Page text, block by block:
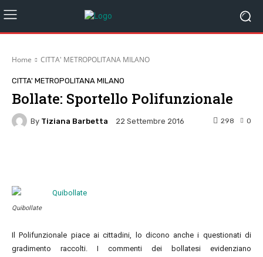
Home CITTA' METROPOLITANA MILANO
CITTA' METROPOLITANA MILANO
Bollate: Sportello Polifunzionale
By Tiziana Barbetta 22 Settembre 2016 0
298
Quibollate
Il Polifunzionale piace ai cittadini, lo dicono anche i questionati di
gradimento raccolti. I commenti dei bollatesi evidenziano